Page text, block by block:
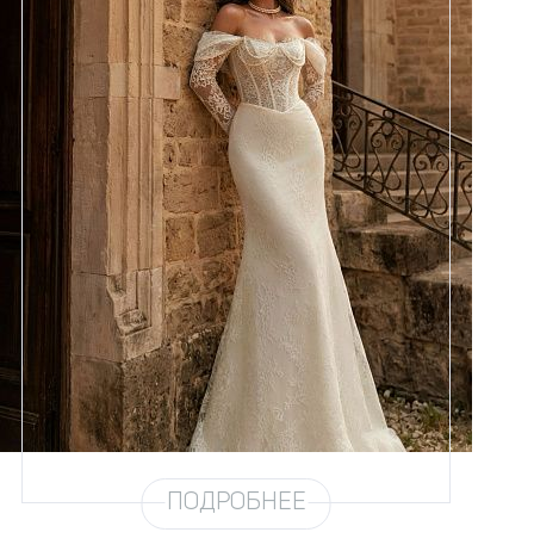
Размеры
42, 44, 46, 48, 50, 52, 54, 56,
58
Цвет
Айвори
Силуэт
Рыбка
Кружево
Жемчуг
Юбка
Атлас стрейч + кружево
Шлейф
Возможен
ПОДРОБНЕЕ